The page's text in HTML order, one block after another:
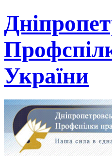
України